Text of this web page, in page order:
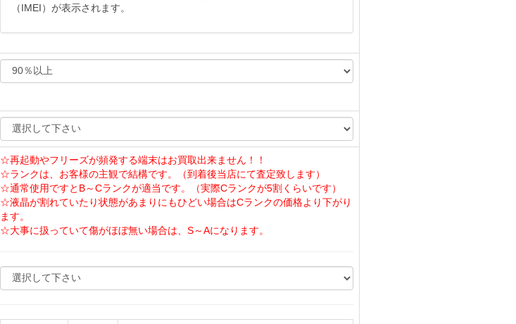
（IMEI）が表示されます。
☆再起動やフリーズが頻発する端末はお買取出来ません！！
☆ランクは、お客様の主観で結構です。（到着後当店にて査定致します）
☆通常使用ですとB～Cランクが適当です。（実際Cランクが5割くらいです）
☆液晶が割れていたり状態があまりにもひどい場合はCランクの価格より下がり
ます。
☆大事に扱っていて傷がほぼ無い場合は、S～Aになります。